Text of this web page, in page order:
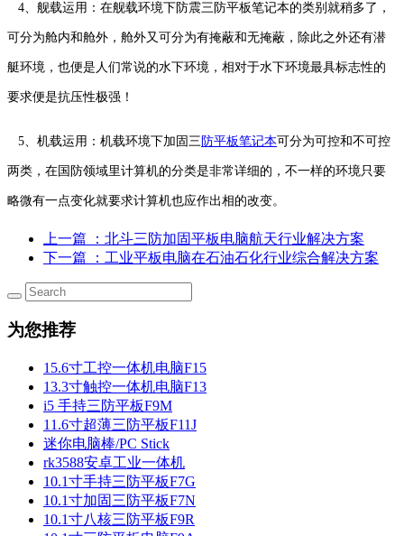
4、舰载运用：在舰载环境下防震三防平板笔记本的类别就稍多了，
可分为舱内和舱外，舱外又可分为有掩蔽和无掩蔽，除此之外还有潜
艇环境，也便是人们常说的水下环境，相对于水下环境最具标志性的
要求便是抗压性极强！
5、机载运用：机载环境下加固三 防平板笔记本可分为可控和不可控
两类，在国防领域里计算机的分类是非常详细的，不一样的环境只要
略微有一点变化就要求计算机也应作出相的改变。
上一篇
：北斗三防加固平板电脑航天行业解决方案
下一篇
：工业平板电脑在石油石化行业综合解决方案
为您推荐
15.6寸工控一体机电脑F15
13.3寸触控一体机电脑F13
i5 手持三防平板F9M
11.6寸超薄三防平板F11J
迷你电脑棒/PC Stick
rk3588安卓工业一体机
10.1寸手持三防平板F7G
10.1寸加固三防平板F7N
10.1寸八核三防平板F9R